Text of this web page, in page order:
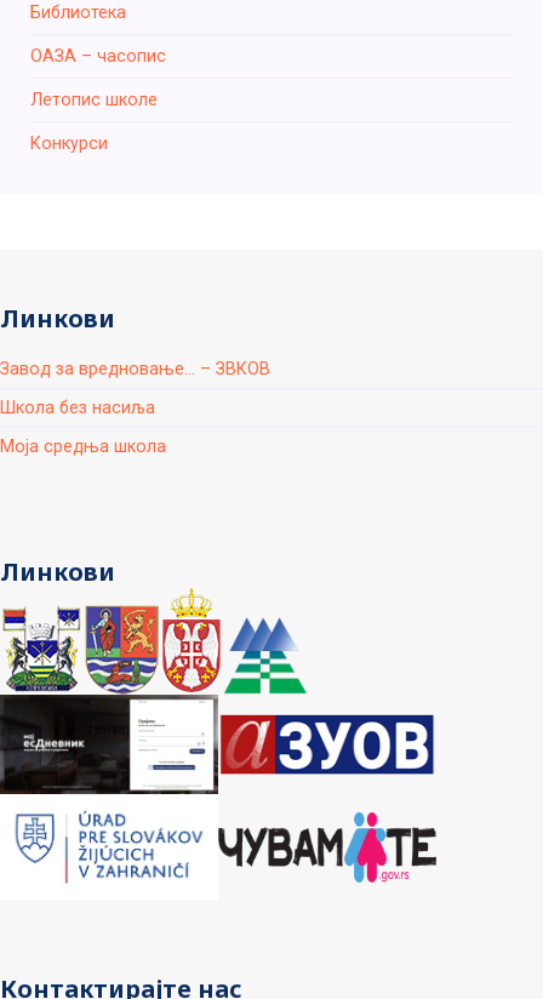
Библиотека
ОАЗА – часопис
Летопис школе
Конкурси
Линкови
Завод за вредновање... – ЗВКОВ
Школа без насиља
Моја средња школа
Линкови
Контактирајте нас